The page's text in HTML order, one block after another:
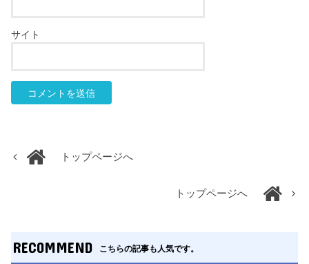
サイト
トップページへ
トップページへ
RECOMMEND こちらの記事も人気です。